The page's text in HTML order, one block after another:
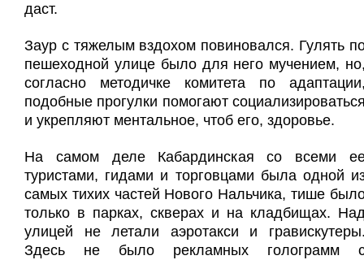
даст.
Заур с тяжелым вздохом повиновался. Гулять
пешеходной улице было для него мучением,
согласно методичке комитета по
подобные прогулки помогают
и укрепляют ментальное, чтоб его, здоровье.
На самом деле Кабардинская со всеми
туристами, гидами и торговцами была одной
самых тихих частей Нового Нальчика, тише
только в парках, скверах и на кладбищах.
улицей не летали аэротакси и
Здесь не было рекламных голограмм